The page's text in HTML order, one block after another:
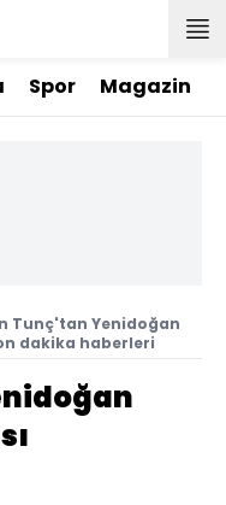
Spor Magazin
Tunç'tan Yenidoğan
dakika haberleri